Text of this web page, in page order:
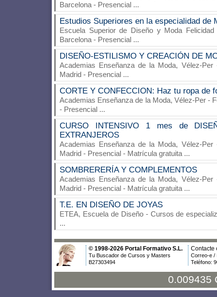
Barcelona - Presencial ...
Estudios Superiores en la especialidad de
Escuela Superior de Diseño y Moda Felicidad
Barcelona - Presencial ...
DISEÑO-ESTILISMO Y CREACIÓN DE
Academias Enseñanza de la Moda, Vélez-Per-
Madrid - Presencial ...
CORTE Y CONFECCION: Haz tu ropa de
Academias Enseñanza de la Moda, Vélez-Per -
- Presencial ...
CURSO INTENSIVO 1 mes de
EXTRANJEROS
Academias Enseñanza de la Moda, Vélez-Per-
Madrid - Presencial - Matrícula gratuita ...
SOMBRERERÍA Y COMPLEMENTOS
Academias Enseñanza de la Moda, Vélez-Per-
Madrid - Presencial - Matrícula gratuita ...
T.E. EN DISEÑO DE JOYAS
ETEA, Escuela de Diseño- Cursos de
...
© 1998-2026 Portal Formativo S.L.
Tu Buscador de Cursos y Masters
B27303494
Contacte
Correo-e /
Teléfono:
0.009435